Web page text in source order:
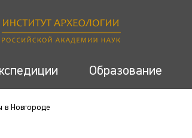
Образование
в Новгороде